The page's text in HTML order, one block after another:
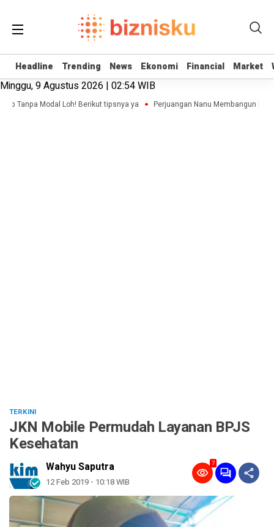
Headline Trending News Ekonomi Financial Market
Headline Trending News Ekonomi Financial Market
Minggu, 9 Agustus 2026 | 02:54 WIB
Tanpa Modal Loh! Berikut tipsnya ya Perjuangan Nanu Membangun
TERKINI
JKN Mobile Permudah Layanan BPJS
Kesehatan
Wahyu Saputra
12 Feb 2019 - 10:18 WIB
7